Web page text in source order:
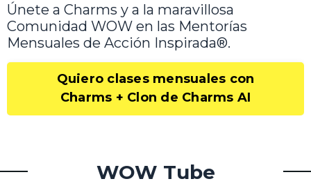
Únete a Charms y a la maravillosa
Comunidad WOW en las Mentorías
Mensuales de Acción Inspirada®.
Quiero clases mensuales con
Charms + Clon de Charms AI
WOW Tube